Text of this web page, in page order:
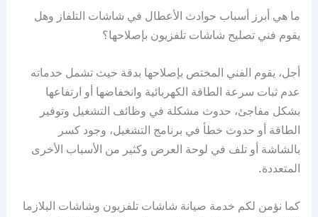
ما هي أبرز أسباب حوادث الأعطال في شاشات التلفاز وهل
يقوم فني تصليح شاشات تلفزيون بإصلاحها؟
أجل، يقوم الفني المختص بإصلاحها بدقة حيث تشمل خدماته
عدم ثبات سرعة الطاقة الكهربائية وانخفاضها أو ارتفاعها
بشكل مفاجئ، حدوث مشكلة في وظائف التشغيل وتوفير
الطاقة أو حدوث خطأ في برنامج التشغيل، وجود كسر
بالشاشة أو تلف في لوحة العرض وكثير من الأسباب الأخرى
المتعددة.
كما نؤمن لكم خدمة صيانة شاشات تلفزيون وشاشات البلازما